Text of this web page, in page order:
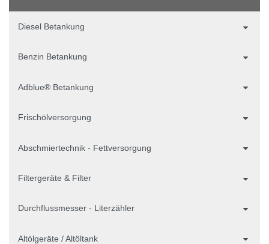
Diesel Betankung
Benzin Betankung
Adblue® Betankung
Frischölversorgung
Abschmiertechnik - Fettversorgung
Filtergeräte & Filter
Durchflussmesser - Literzähler
Altölgeräte / Altöltank